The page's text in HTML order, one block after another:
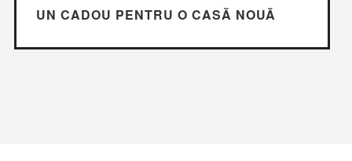
UN CADOU PENTRU O CASĂ NOUĂ